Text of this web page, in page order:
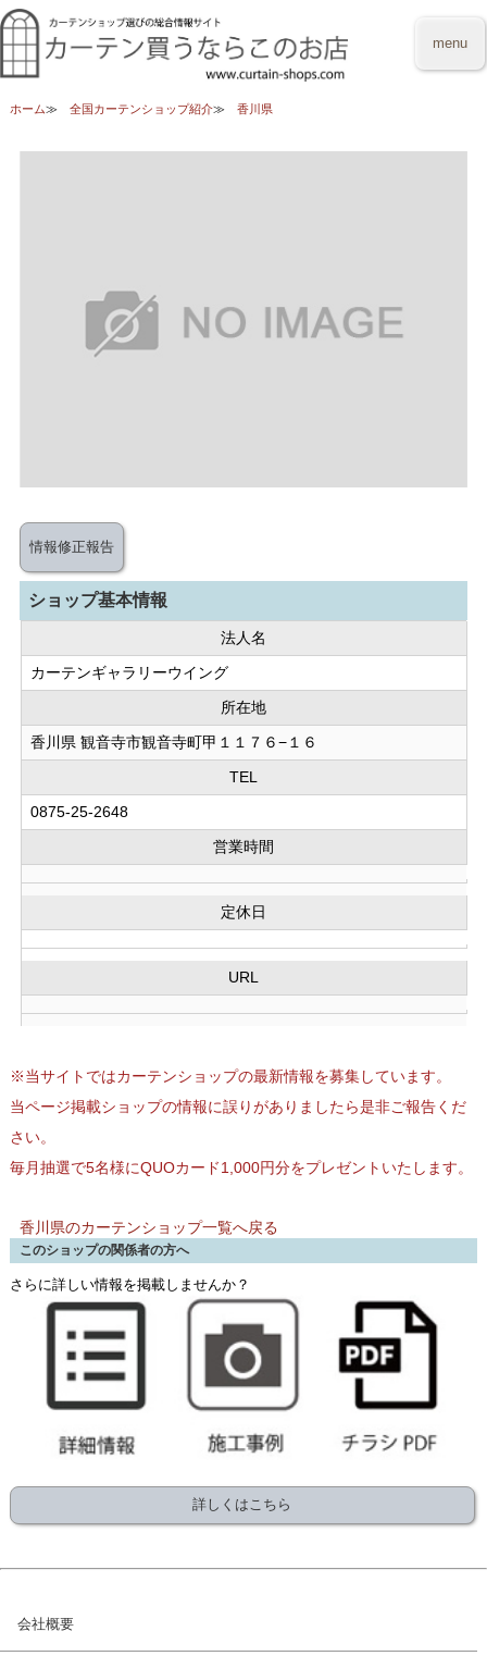
menu
ホーム 全国カーテンショップ紹介 香川県
情報修正報告
ショップ基本情報
法人名
カーテンギャラリーウイング
所在地
香川県 観音寺市観音寺町甲１１７６−１６
TEL
0875-25-2648
営業時間
定休日
URL
※当サイトではカーテンショップの最新情報を募集しています。
当ページ掲載ショップの情報に誤りがありましたら是非ご報告くだ
さい。
毎月抽選で5名様にQUOカード1,000円分をプレゼントいたします。
香川県のカーテンショップ一覧へ戻る
このショップの関係者の方へ
さらに詳しい情報を掲載しませんか？
詳しくはこちら
会社概要